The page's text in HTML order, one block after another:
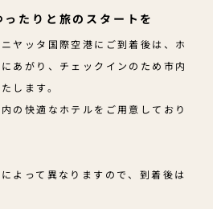
たりと旅のスタートを
ヤッタ国際空港にご到着後は、ホ
あがり、チェックインのため市内
します。
の快適なホテルをご用意しており
よって異なりますので、到着後は